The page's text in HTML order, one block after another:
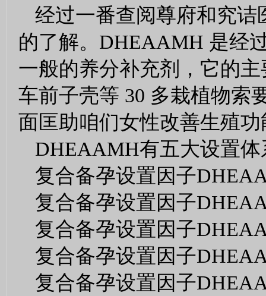
经过一番查阅尊府和究
的了解。DHEAAMH 是经
一般的养分补充剂，它的
车前子壳等 30 多栽植物索
面匡助咱们女性改善生殖功
DHEAAMH有五大设置体
复合备孕设置因子
复合备孕设置因子
复合备孕设置因子
复合备孕设置因子
复合备孕设置因子